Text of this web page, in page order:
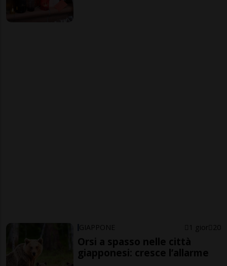
GIAPPONE 1 gior 20
Orsi a spasso nelle città
giapponesi: cresce l’allarme